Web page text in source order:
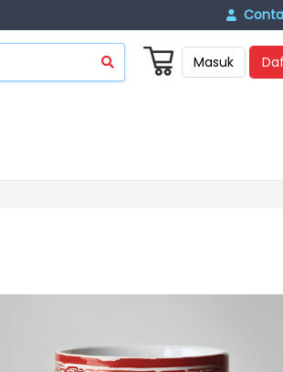
Masuk